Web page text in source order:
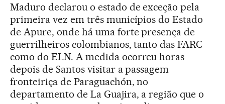
Maduro declarou o estado de exceção pela
primeira vez em três municípios do Estado
de Apure, onde há uma forte presença de
guerrilheiros colombianos, tanto das FARC
como do ELN. A medida ocorreu horas
depois de Santos visitar a passagem
fronteiriça de Paraguachón, no
departamento de La Guajira, a região que o